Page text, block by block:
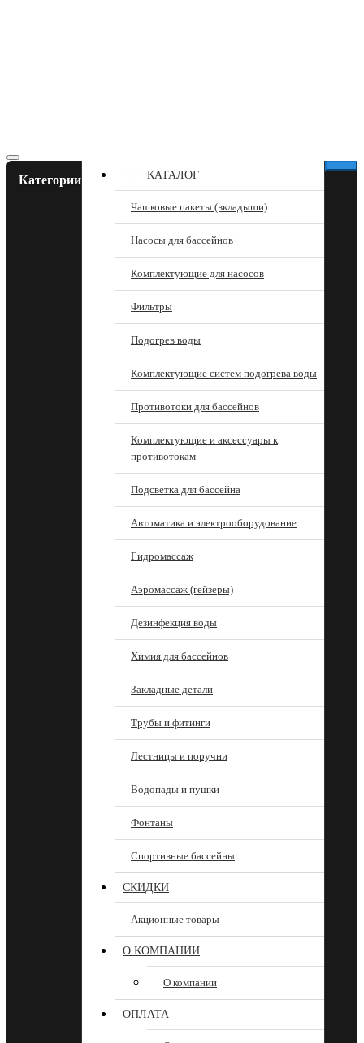
Категории КАТАЛОГ
Чашковые пакеты (вкладыши)
Насосы для бассейнов
Комплектующие для насосов
Фильтры
Подогрев воды
Комплектующие систем подогрева воды
Противотоки для бассейнов
Комплектующие и аксессуары к
противотокам
Подсветка для бассейна
Автоматика и электрооборудование
Гидромассаж
Аэромассаж (гейзеры)
Дезинфекция воды
Химия для бассейнов
Закладные детали
Трубы и фитинги
Лестницы и поручни
Водопады и пушки
Фонтаны
Спортивные бассейны
СКИДКИ
Акционные товары
О КОМПАНИИ
О компании
ОПЛАТА